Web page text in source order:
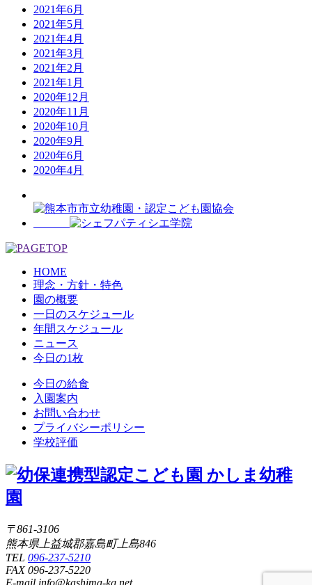
2021年6月
2021年5月
2021年4月
2021年3月
2021年2月
2021年1月
2020年12月
2020年11月
2020年10月
2020年9月
2020年6月
2020年4月
HOME
理念・方針・特色
園の概要
一日のスケジュール
年間スケジュール
ニュース
今日の1枚
今日の給食
入園案内
お問い合わせ
プライバシーポリシー
学校評価
〒861-3106
熊本県上益城郡嘉島町上島846
TEL 096-237-5210
FAX 096-237-5220
E-mail info@kashima-kg.net